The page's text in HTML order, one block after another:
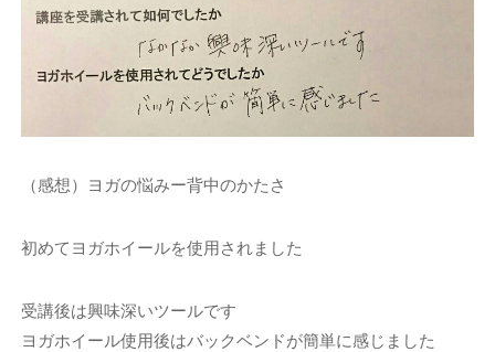
（感想）ヨガの悩みー背中のかたさ
初めてヨガホイールを使用されました
受講後は興味深いツールです
ヨガホイール使用後はバックベンドが簡単に感じました